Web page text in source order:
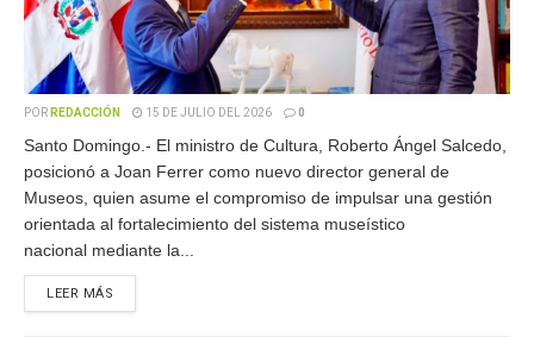
POR REDACCIÓN 15 DE JULIO DEL 2026 0
Santo Domingo.- El ministro de Cultura, Roberto Ángel Salcedo,
posicionó a Joan Ferrer como nuevo director general de
Museos, quien asume el compromiso de impulsar una gestión
orientada al fortalecimiento del sistema museístico
nacional mediante la...
LEER MÁS